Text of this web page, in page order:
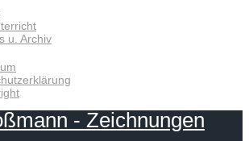
u. Archiv
- Zeichnungen